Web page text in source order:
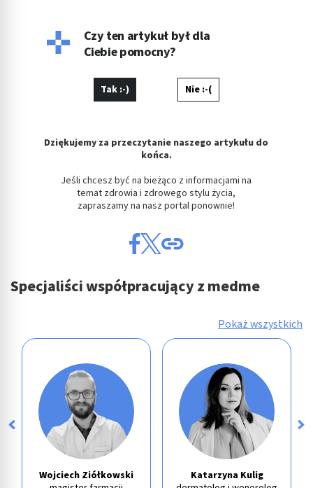
Czy ten artykuł był dla
Ciebie pomocny?
Tak :-) Nie :-(
Dziękujemy za przeczytanie naszego artykułu do
końca.
Jeśli chcesz być na bieżąco z informacjami na
temat zdrowia i zdrowego stylu życia,
zapraszamy na nasz portal ponownie!
Specjaliści współpracujący z medme
Pokaż wszystkich
Wojciech Ziółkowski
Katarzyna Kulig